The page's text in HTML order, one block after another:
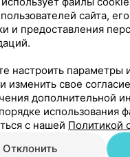
«Урология»
Санкт-Петербург, РФ
сайта,
и предоставления
настроить параметры
изменить свое
дополнительной
использования
с нашей Политикой
Отклонить